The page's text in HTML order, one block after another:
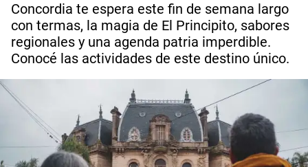
Concordia te espera este fin de semana largo
con termas, la magia de El Principito, sabores
regionales y una agenda patria imperdible.
Conocé las actividades de este destino único.